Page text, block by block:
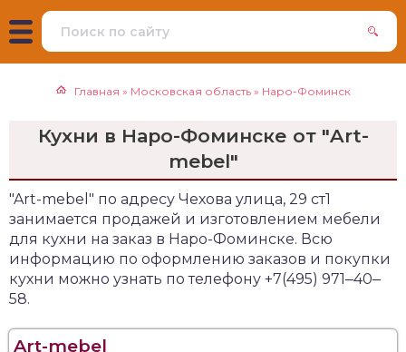
Главная » Московская область » Наро-Фоминск
Кухни в Наро-Фоминске от "Art-
mebel"
"Art-mebel" по адресу Чехова улица, 29 ст1
занимается продажей и изготовлением мебели
для кухни на заказ в Наро-Фоминске. Всю
информацию по оформлению заказов и покупки
кухни можно узнать по телефону +7(495) 971‒40‒
58.
Art-mebel